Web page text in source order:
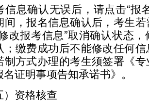
确认无误后，请点击“报
间，报名信息确认后，考生
改报考信息”取消确认状态
；缴费成功后不能修改任何
制方式办理的考生须签署《
证明事项告知承诺书》。
资格核查